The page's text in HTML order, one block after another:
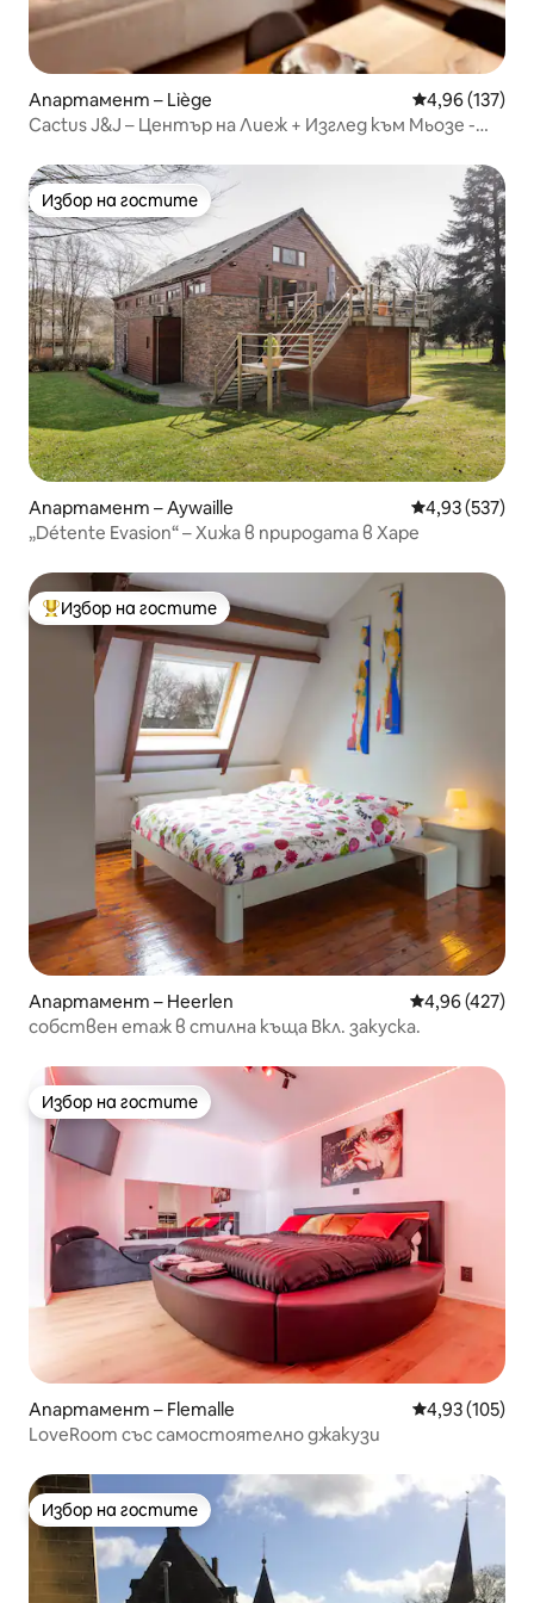
Апартамент – Liège Средна
4,96 (137)
Cactus J&J – Център на Лиеж + Изглед към Мьозе -
Избор на гостите
Избор на гостите
Апартамент – Aywaille Средна
4,93 (537)
„Détente Evasion“ – Хижа в природата в Харе
Най-популярен избор на гостите
Избор на гостите
Апартамент – Heerlen Средна
4,96 (427)
собствен етаж в стилна къща Вкл. закуска.
Избор на гостите
Избор на гостите
Апартамент – Flemalle Средна
4,93 (105)
LoveRoom със самостоятелно джакузи
Избор на гостите
Избор на гостите